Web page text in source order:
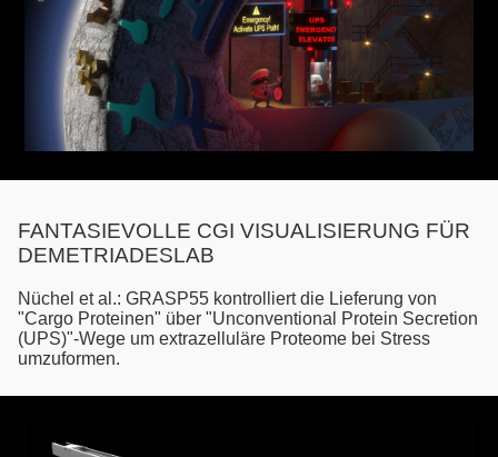
FANTASIEVOLLE CGI VISUALISIERUNG FÜR
DEMETRIADESLAB
Nüchel et al.: GRASP55 kontrolliert die Lieferung von
"Cargo Proteinen" über "Unconventional Protein Secretion
(UPS)"-Wege um extrazelluläre Proteome bei Stress
umzuformen.